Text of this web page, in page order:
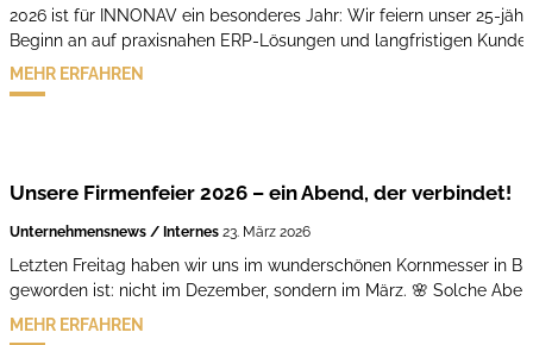
2026 ist für INNONAV ein besonderes Jahr: Wir feiern unser 25-
Beginn an auf praxisnahen ERP-Lösungen und langfristigen
MEHR ERFAHREN
Unsere Firmenfeier 2026 – ein Abend, der verbindet!
Unternehmensnews / Internes 23. März 2026
Letzten Freitag haben wir uns im wunderschönen Kornmesser in
geworden ist: nicht im Dezember, sondern im März. 🌸 Solche
MEHR ERFAHREN